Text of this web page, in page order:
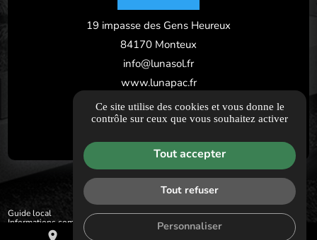
place
19 impasse des Gens Heureux
84170 Monteux
info@lunasol.fr
www.lunapac.fr
04 89 41 08 99
Guide local
Informations complémentaires
Mentions légales
Ce site utilise des cookies et vous donne le
contrôle sur ceux que vous souhaitez activer
Tout accepter
Tout refuser
Personnaliser